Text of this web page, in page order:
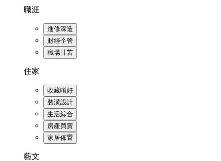
職涯
進修深造
財經企管
職場甘苦
住家
收藏嗜好
裝潢設計
生活綜合
房產買賣
家居佈置
藝文